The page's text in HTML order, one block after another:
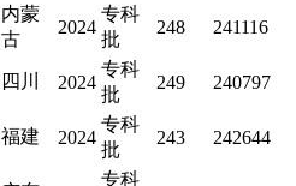
内蒙
古
2024
专科
批
248 241116
四川 2024
专科
批
249 240797
福建 2024
专科
批
243 242644
专科